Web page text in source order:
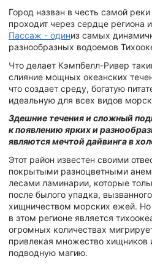
Город назван в честь самой
проходит через сердце региона
Пассаж - одиниз самых
разнообразных водоемов
Что делает Кэмпбелл-Ривер
слияние мощных океанских
что создает среду, богатую
идеальную для всех видов
Здешние течения и сложный
к появлению ярких и
являются мечтой дайвинга в
Этот район известен своими
покрытыми разноцветными
лесами ламинарии, которые
после былого упадка,
хищничеством морских ежей.
в этом регионе является
огромных количествах
привлекая множество хищников
подводную магию.